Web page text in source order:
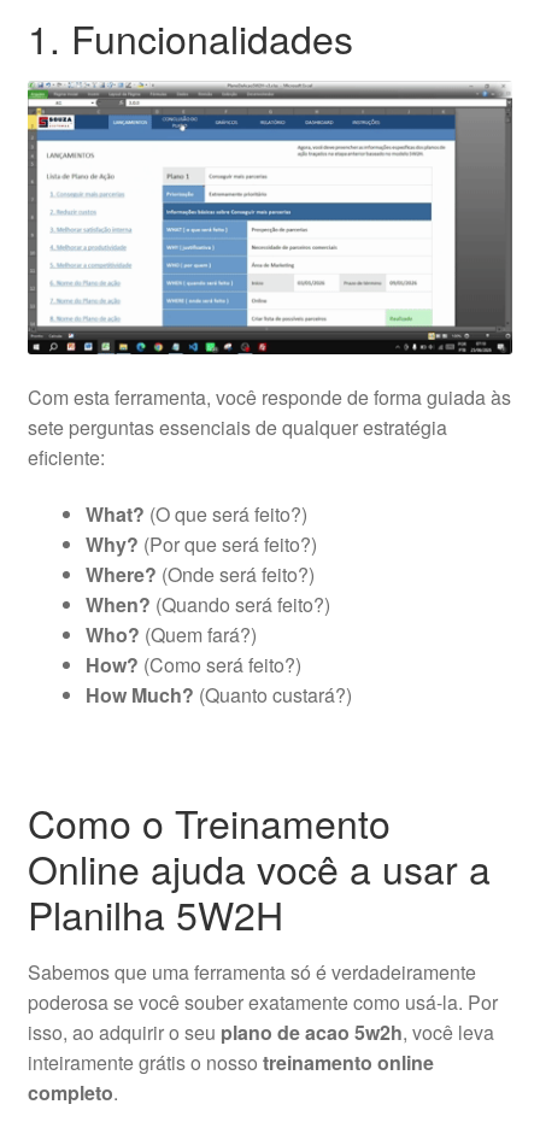
1. Funcionalidades
Com esta ferramenta, você responde de forma guiada às
sete perguntas essenciais de qualquer estratégia
eficiente:
What? (O que será feito?)
Why? (Por que será feito?)
Where? (Onde será feito?)
When? (Quando será feito?)
Who? (Quem fará?)
How? (Como será feito?)
How Much? (Quanto custará?)
Como o Treinamento
Online ajuda você a usar a
Planilha 5W2H
Sabemos que uma ferramenta só é verdadeiramente
poderosa se você souber exatamente como usá-la. Por
isso, ao adquirir o seu plano de acao 5w2h, você leva
inteiramente grátis o nosso treinamento online
completo.